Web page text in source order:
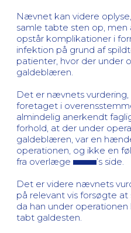
Nævnet kan videre
samle tabte sten op, men
opstår komplikationer i
infektion på grund af
patienter, hvor der under
galdeblæren.
Det er nævnets
foretaget i
almindelig anerkendt
forhold, at der under
galdeblæren, var en
operationen, og ikke en
fra overlæge
’s side.
Det er videre nævnets
på relevant vis forsøgte
da han under
tabt galdesten.